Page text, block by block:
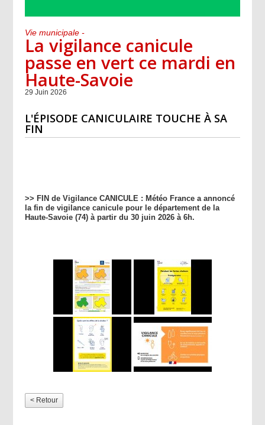
Vie municipale -
La vigilance canicule
passe en vert ce mardi en
Haute-Savoie
29 Juin 2026
L'ÉPISODE CANICULAIRE TOUCHE À SA
FIN
>> FIN de Vigilance CANICULE : Météo France a annoncé
la fin de vigilance canicule pour le département de la
Haute-Savoie (74) à partir du 30 juin 2026 à 6h.
< Retour